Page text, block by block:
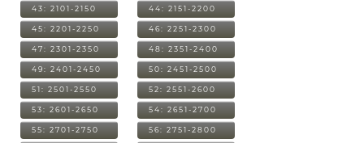
43: 2101-2150 44: 2151-2200
45: 2201-2250 46: 2251-2300
47: 2301-2350 48: 2351-2400
49: 2401-2450 50: 2451-2500
51: 2501-2550 52: 2551-2600
53: 2601-2650 54: 2651-2700
55: 2701-2750 56: 2751-2800